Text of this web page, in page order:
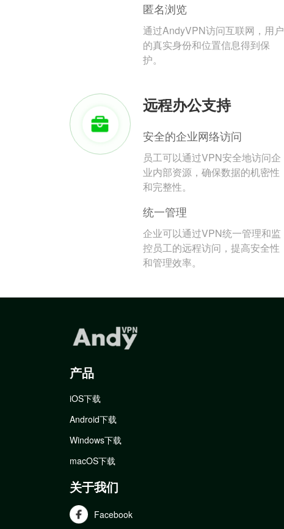
匿名浏览
通过AndyVPN访问互联网，用户
的真实身份和位置信息得到保
护。
远程办公支持
安全的企业网络访问
员工可以通过VPN安全地访问企
业内部资源，确保数据的机密性
和完整性。
统一管理
企业可以通过VPN统一管理和监
控员工的远程访问，提高安全性
和管理效率。
产品
iOS下载
Android下载
Windows下载
macOS下载
关于我们
Facebook